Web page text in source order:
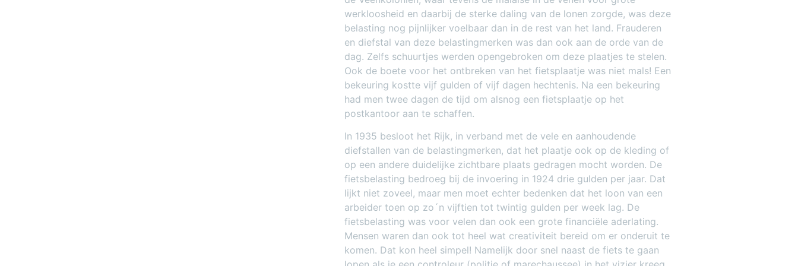
werkloosheid en daarbij de sterke daling van de lonen zorgde, was deze
belasting nog pijnlijker voelbaar dan in de rest van het land. Frauderen
en diefstal van deze belastingmerken was dan ook aan de orde van de
dag. Zelfs schuurtjes werden opengebroken om deze plaatjes te stelen.
Ook de boete voor het ontbreken van het fietsplaatje was niet mals! Een
bekeuring kostte vijf gulden of vijf dagen hechtenis. Na een bekeuring
had men twee dagen de tijd om alsnog een fietsplaatje op het
postkantoor aan te schaffen.
In 1935 besloot het Rijk, in verband met de vele en aanhoudende
diefstallen van de belastingmerken, dat het plaatje ook op de kleding of
op een andere duidelijke zichtbare plaats gedragen mocht worden. De
fietsbelasting bedroeg bij de invoering in 1924 drie gulden per jaar. Dat
lijkt niet zoveel, maar men moet echter bedenken dat het loon van een
arbeider toen op zo´n vijftien tot twintig gulden per week lag. De
fietsbelasting was voor velen dan ook een grote financiële aderlating.
Mensen waren dan ook tot heel wat creativiteit bereid om er onderuit te
komen. Dat kon heel simpel! Namelijk door snel naast de fiets te gaan